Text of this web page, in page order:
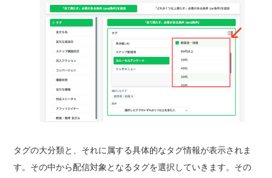
タグの大分類と、それに属する具体的なタグ情報が表示されま
す。その中から配信対象となるタグを選択していきます。その